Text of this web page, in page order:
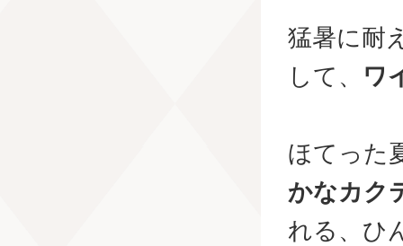
猛暑に耐
して、 ワ
ほてった
かなカク
れる、ひ